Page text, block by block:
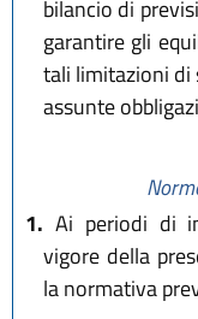
bilancio di
garantire gli
tali limitazioni di
assunte
1. Ai periodi di
vigore della
la normativa